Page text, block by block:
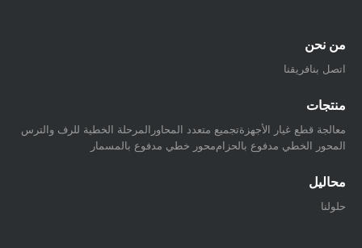
من نحن
اتصل بنافريقنا
منتجات
معالجة قطع غيار الأجهزةتجميع متعدد المحاور المرحلة الخطية للرف والترس
المحور الخطي مدفوع بالحزاممحور خطي مدفوع بالمسمار
محاليل
حلولنا